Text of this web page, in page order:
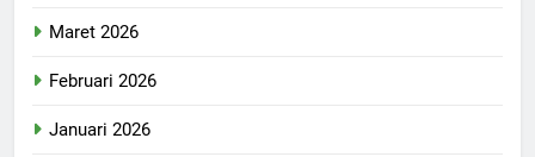
Maret 2026
Februari 2026
Januari 2026